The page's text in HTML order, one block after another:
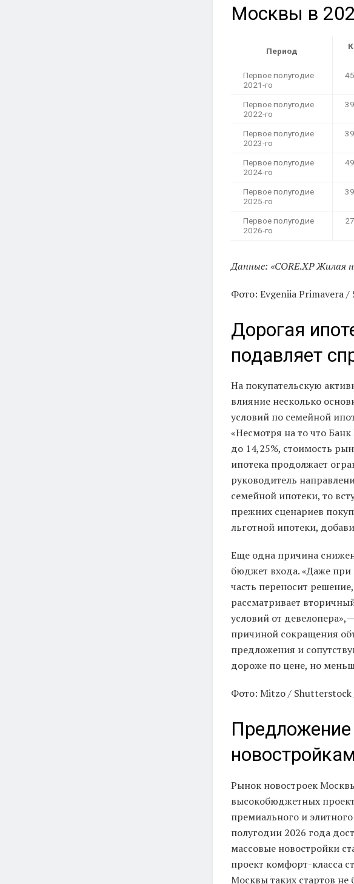
Москвы в
Период
Первое полугодие
2021-го
Первое полугодие
2022-го
Первое полугодие
2023-го
Первое полугодие
2024-го
49
Первое полугодие
2025-го
Первое полугодие
2026-го
Данные: «CORE.XP Жилая
Фото: Evgeniia Primavera
Дорогая
подавляет
На покупательскую
влияние несколько
условий по семейной
«Несмотря на то что
до 14,25%, стоимость
ипотека продолжает
руководитель
семейной ипотеки, то
прежних сценариев
льготной ипотеки,
Еще одна причина
бюджет входа. «Даже при
часть переносит
рассматривает
условий от
причиной сокращения
предложения и
дороже по цене, но
Фото: Mitzo / Shutterstock
Предложение
Рынок новостроек
высокобюджетных
премиального и
полугодии 2026 года
массовые новостройки
проект комфорт-класса
Москвы таких стартов не